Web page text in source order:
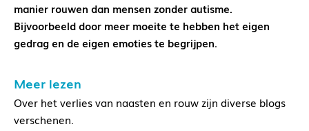
manier rouwen dan mensen zonder autisme.
Bijvoorbeeld door meer moeite te hebben het eigen
gedrag en de eigen emoties te begrijpen.
Meer lezen
Over het verlies van naasten en rouw zijn diverse blogs
verschenen.